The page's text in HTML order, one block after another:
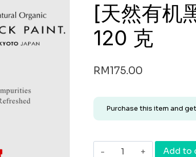
[天然有机
120 克
RM175.00
Purchase this item and get
[天
Add to